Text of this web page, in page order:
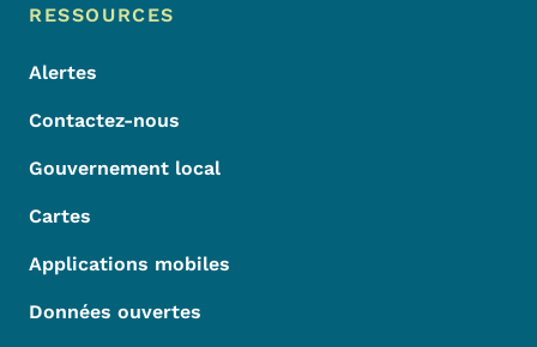
Menu de pied de page
Footer
RESSOURCES
Alertes
Contactez-nous
Gouvernement local
Cartes
Applications mobiles
Données ouvertes